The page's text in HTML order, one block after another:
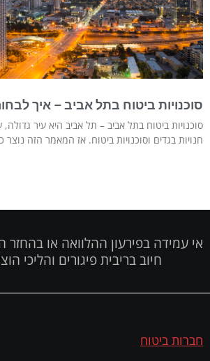
סוכנויות ביטוח בתל אביב – איך
סוכנויות ביטוח בתל אביב – תל אביב היא עיר
חנויות בגדים וסוכנויות ביטוח. אז המאמר הזה נוצר
אי עמידה בפירעון ההלוואה או בהחזר
חיוב בריבית פיגורים והליכי
חברות ביטוח